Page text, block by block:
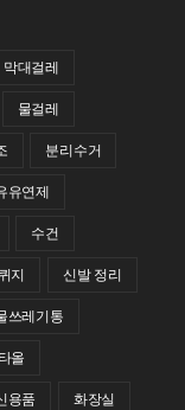
막대걸레
물걸레
분리수거
유연제
수건
지 신발 정리
쓰레기통
타올
용품 화장실